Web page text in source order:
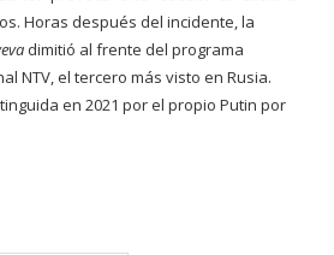
Horas después del incidente, la
dimitió al frente del programa
NTV, el tercero más visto en Rusia.
en 2021 por el propio Putin por